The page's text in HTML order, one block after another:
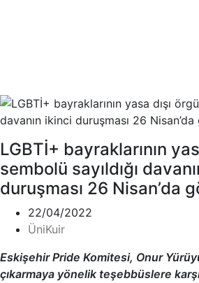
LGBTİ+ bayraklarının
sembolü sayıldığı
duruşması 26 Nisan’da
22/04/2022
ÜniKuir
Eskişehir Pride Komitesi, Onur
çıkarmaya yönelik teşebbüslere